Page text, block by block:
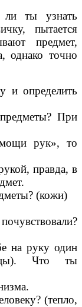
ты узнать
пытается
предмет,
однако точно
и определить
При
рук», то
правда, в
(кожи)
на руку один
Что ты
(тепло,